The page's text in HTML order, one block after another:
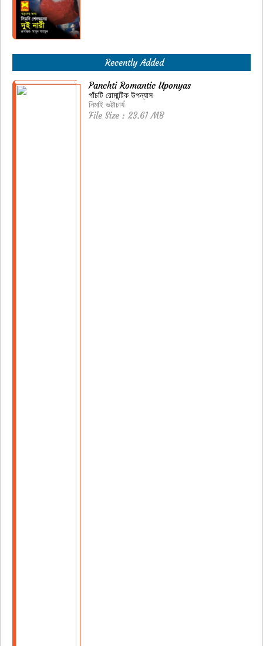
Recently Added
Panchti Romantic Uponyas
পাঁচটি রোমান্টিক উপন্যাস
নিমাই ভট্টাচার্য
File Size : 23.61 MB